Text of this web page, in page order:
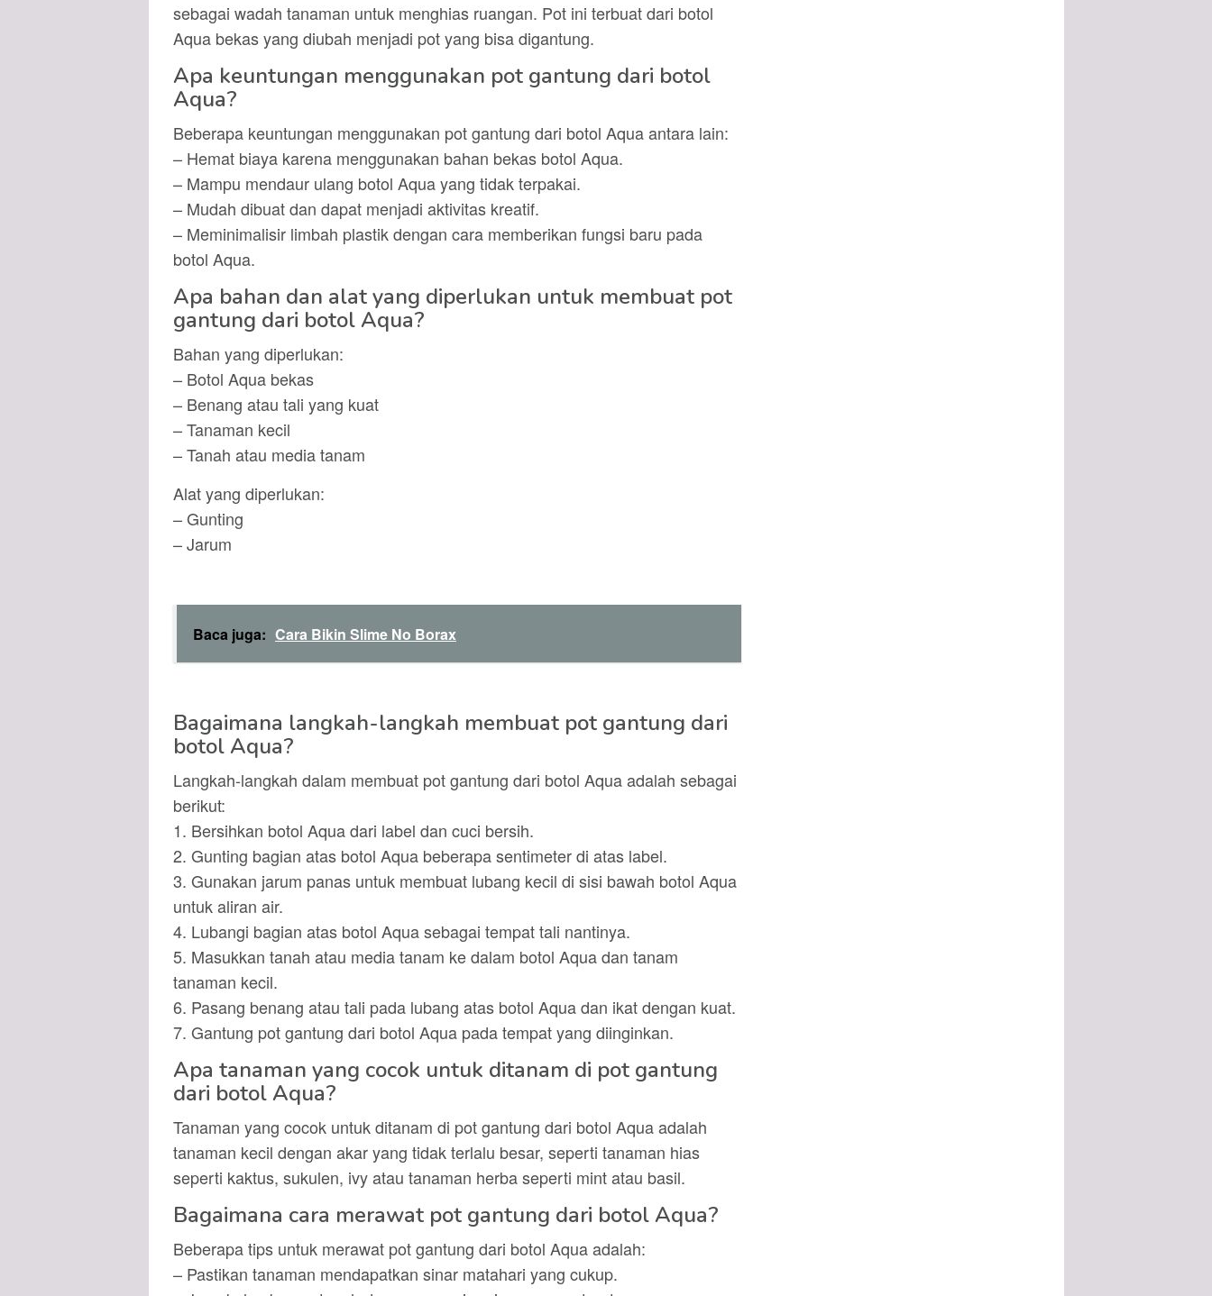
sebagai wadah tanaman untuk menghias ruangan. Pot ini terbuat dari botol
Aqua bekas yang diubah menjadi pot yang bisa digantung.
Apa keuntungan menggunakan pot gantung dari botol
Aqua?
Beberapa keuntungan menggunakan pot gantung dari botol Aqua antara lain:
– Hemat biaya karena menggunakan bahan bekas botol Aqua.
– Mampu mendaur ulang botol Aqua yang tidak terpakai.
– Mudah dibuat dan dapat menjadi aktivitas kreatif.
– Meminimalisir limbah plastik dengan cara memberikan fungsi baru pada
botol Aqua.
Apa bahan dan alat yang diperlukan untuk membuat pot
gantung dari botol Aqua?
Bahan yang diperlukan:
– Botol Aqua bekas
– Benang atau tali yang kuat
– Tanaman kecil
– Tanah atau media tanam
Alat yang diperlukan:
– Gunting
– Jarum
Baca juga: Cara Bikin Slime No Borax
Bagaimana langkah-langkah membuat pot gantung dari
botol Aqua?
Langkah-langkah dalam membuat pot gantung dari botol Aqua adalah sebagai
berikut:
1. Bersihkan botol Aqua dari label dan cuci bersih.
2. Gunting bagian atas botol Aqua beberapa sentimeter di atas label.
3. Gunakan jarum panas untuk membuat lubang kecil di sisi bawah botol Aqua
untuk aliran air.
4. Lubangi bagian atas botol Aqua sebagai tempat tali nantinya.
5. Masukkan tanah atau media tanam ke dalam botol Aqua dan tanam
tanaman kecil.
6. Pasang benang atau tali pada lubang atas botol Aqua dan ikat dengan kuat.
7. Gantung pot gantung dari botol Aqua pada tempat yang diinginkan.
Apa tanaman yang cocok untuk ditanam di pot gantung
dari botol Aqua?
Tanaman yang cocok untuk ditanam di pot gantung dari botol Aqua adalah
tanaman kecil dengan akar yang tidak terlalu besar, seperti tanaman hias
seperti kaktus, sukulen, ivy atau tanaman herba seperti mint atau basil.
Bagaimana cara merawat pot gantung dari botol Aqua?
Beberapa tips untuk merawat pot gantung dari botol Aqua adalah:
– Pastikan tanaman mendapatkan sinar matahari yang cukup.